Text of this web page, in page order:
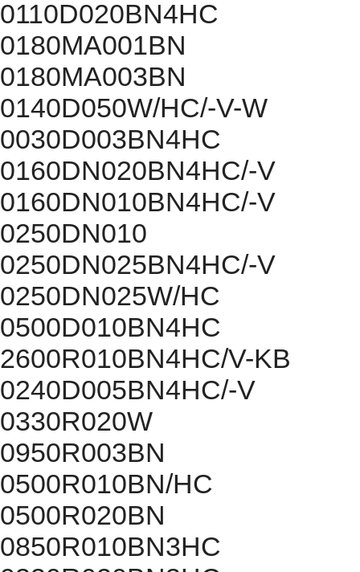
0110D020BN4HC
0180MA001BN
0180MA003BN
0140D050W/HC/-V-W
0030D003BN4HC
0160DN020BN4HC/-V
0160DN010BN4HC/-V
0250DN010
0250DN025BN4HC/-V
0250DN025W/HC
0500D010BN4HC
2600R010BN4HC/V-KB
0240D005BN4HC/-V
0330R020W
0950R003BN
0500R010BN/HC
0500R020BN
0850R010BN3HC